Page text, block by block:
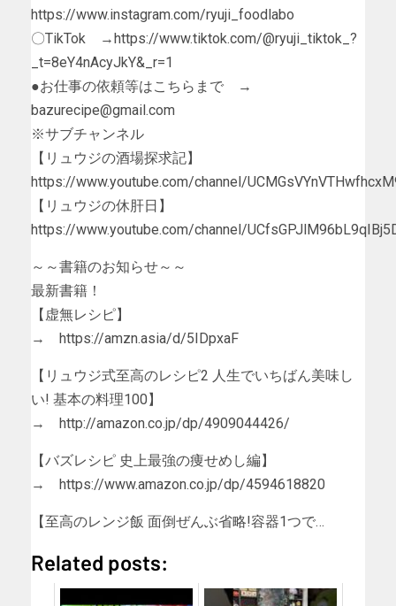
https://www.instagram.com/ryuji_foodlabo
〇TikTok →https://www.tiktok.com/@ryuji_tiktok_?
_t=8eY4nAcyJkY&_r=1
●お仕事の依頼等はこちらまで →
bazurecipe@gmail.com
※サブチャンネル
【リュウジの酒場探求記】
https://www.youtube.com/channel/
【リュウジの休肝日】
https://www.youtube.com/channel/
～～書籍のお知らせ～～
最新書籍！
【虚無レシピ】
→ https://amzn.asia/d/5IDpxaF
【リュウジ式至高のレシピ2 人生でいちばん美味し
い! 基本の料理100】
→ http://amazon.co.jp/dp/4909044426/
【バズレシピ 史上最強の痩せめし編】
→ https://www.amazon.co.jp/dp/4594618820
【至高のレンジ飯 面倒ぜんぶ省略!容器1つで…
Related posts: